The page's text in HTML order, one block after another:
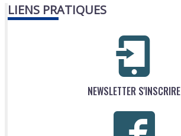
LIENS PRATIQUES
NEWSLETTER S'INSCRIRE